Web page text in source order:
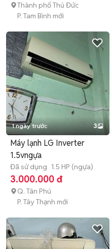
Thành phố Thủ Đức
P. Tam Bình mới
1 ngày trước 3
Máy lạnh LG Inverter
1.5vngựa
Đã sử dụng 1.5 HP (ngựa)
3.000.000 đ
Q. Tân Phú
P. Tây Thạnh mới